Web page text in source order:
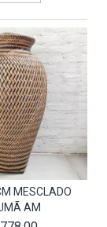
MESCLADO
AM